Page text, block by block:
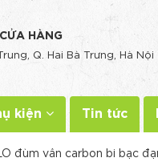
HÀNG
Q. Hai Bà Trưng, Hà Nội
kiện Tin tức
đùm vân carbon bi bạc